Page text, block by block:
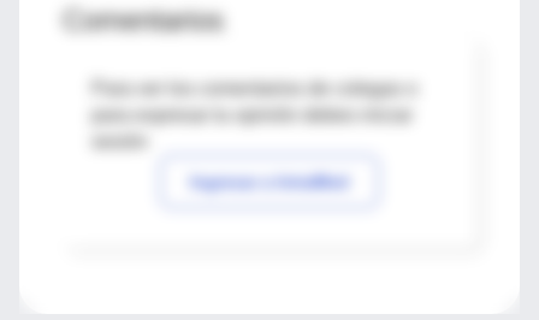
Comentarios
Para ver los comentarios de colegas o
Ingresar a IntraMed